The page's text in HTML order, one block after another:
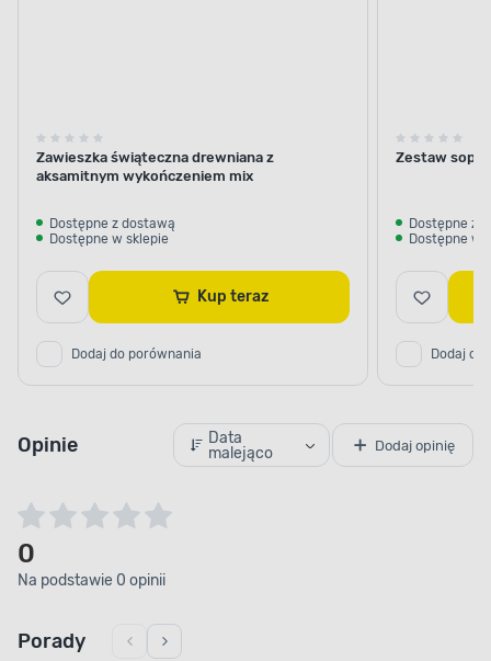
Zawieszka świąteczna drewniana z
aksamitnym wykończeniem mix
Dostępne z dostawą
Dostępne w sklepie
Kup teraz
Dodaj do porównania
Zestaw sopli
Dostępne z
Dostępne w
Dodaj do
Opinie
Data
malejąco
Dodaj opinię
0
Na podstawie 0 opinii
Porady